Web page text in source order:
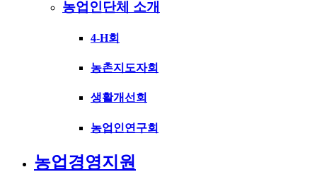
농업인단체 소개
4-H회
농촌지도자회
생활개선회
농업인연구회
농업경영지원